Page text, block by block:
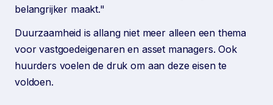
belangrijker maakt."
Duurzaamheid is allang niet meer alleen een thema
voor vastgoedeigenaren en asset managers. Ook
huurders voelen de druk om aan deze eisen te
voldoen.